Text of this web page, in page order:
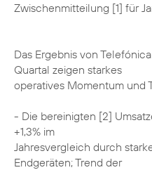
Zwischenmitteilung [1] für
Das Ergebnis von
Quartal zeigen starkes
operatives Momentum und
- Die bereinigten [2]
+1,3% im
Jahresvergleich durch
Endgeräten; Trend der